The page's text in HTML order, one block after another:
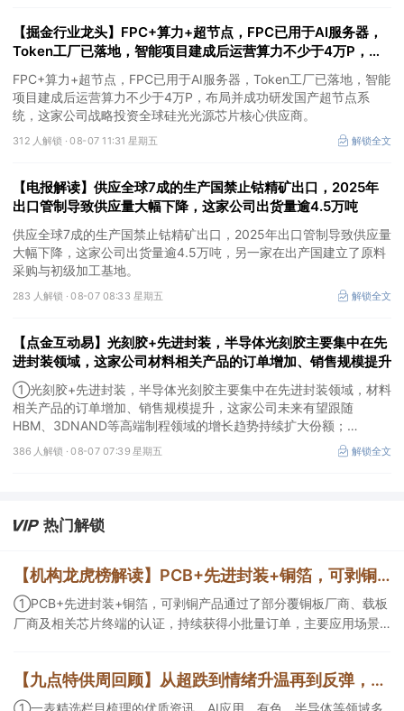
【掘金行业龙头】FPC+算力+超节点，FPC已用于AI服务器，
Token工厂已落地，智能项目建成后运营算力不少于4万P，这
家公司布局并成功研发国产超节点系统
FPC+算力+超节点，FPC已用于AI服务器，Token工厂已落地，智能
项目建成后运营算力不少于4万P，布局并成功研发国产超节点系
统，这家公司战略投资全球硅光光源芯片核心供应商。
312 人解锁 ·08-07 11:31 星期五 解锁全文
【电报解读】供应全球7成的生产国禁止钴精矿出口，2025年
出口管制导致供应量大幅下降，这家公司出货量逾4.5万吨
供应全球7成的生产国禁止钴精矿出口，2025年出口管制导致供应量
大幅下降，这家公司出货量逾4.5万吨，另一家在出产国建立了原料
采购与初级加工基地。
283 人解锁 ·08-07 08:33 星期五 解锁全文
【点金互动易】光刻胶+先进封装，半导体光刻胶主要集中在先
进封装领域，这家公司材料相关产品的订单增加、销售规模提升
①光刻胶+先进封装，半导体光刻胶主要集中在先进封装领域，材料
相关产品的订单增加、销售规模提升，这家公司未来有望跟随
HBM、3DNAND等高端制程领域的增长趋势持续扩大份额；
②华为+高速连接器，这家公司是深耕连接器国产核心骨干，高速互
联产品已对接导入国内头部AI服务器厂商，深度绑定华为供应链。
386 人解锁 ·08-07 07:39 星期五 解锁全文
热门解锁
【机构龙虎榜解读】PCB+先进封装+铜箔，可剥铜产品通过了部分覆铜板厂商、载板厂商及相关芯片终端的认证，持续获得小批量订单，主要应用场景包括芯片封装光模块用PCB，机构大额净买入这家公司
①PCB+先进封装+铜箔，可剥铜产品通过了部分覆铜板厂商、载板
厂商及相关芯片终端的认证，持续获得小批量订单，主要应用场景
等方面具有丰富经验，具备承接细胞与基因治疗产品商业化受托生
产的合规资质，这家公司获净买入。
【九点特供周回顾】从超跌到情绪升温再到反弹，栏目梳理AI应用题材逻辑，AI教育人气公司解读后获4连板